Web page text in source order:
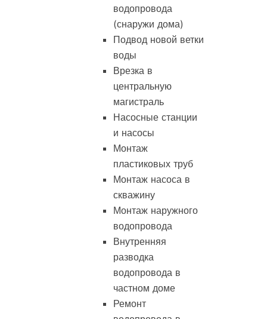
водопровода
(снаружи дома)
Подвод новой ветки
воды
Врезка в
центральную
магистраль
Насосные станции
и насосы
Монтаж
пластиковых труб
Монтаж насоса в
скважину
Монтаж наружного
водопровода
Внутренняя
разводка
водопровода в
частном доме
Ремонт